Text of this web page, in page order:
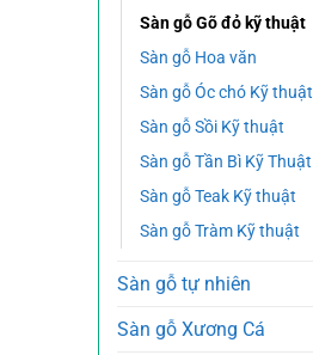
Sàn gỗ Gõ đỏ kỹ thuật
Sàn gỗ Hoa văn
Sàn gỗ Óc chó Kỹ thuật
Sàn gỗ Sồi Kỹ thuật
Sàn gỗ Tần Bì Kỹ Thuật
Sàn gỗ Teak Kỹ thuật
Sàn gỗ Tràm Kỹ thuật
Sàn gỗ tự nhiên
Sàn gỗ Xương Cá